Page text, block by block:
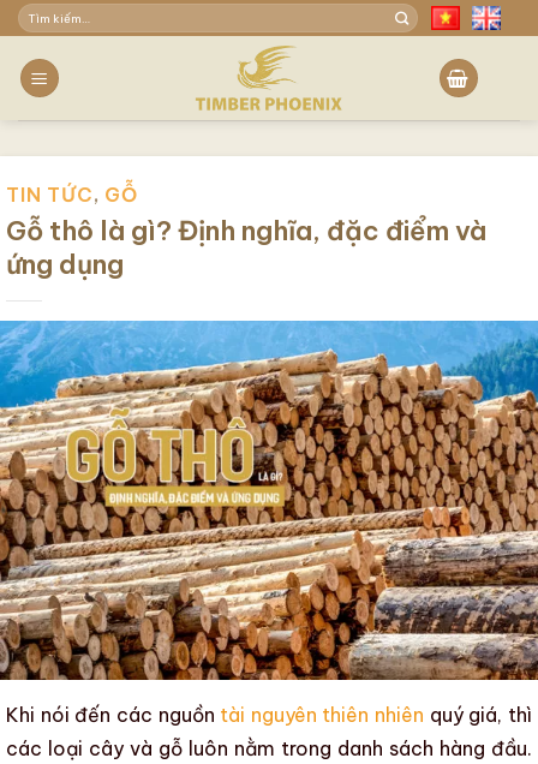
Skip
to
content
Tìm
TIN TỨC, GỖ
Gỗ thô là gì? Định nghĩa, đặc điểm và
ứng dụng
Khi nói đến các nguồn tài nguyên thiên nhiên quý giá, thì
các loại cây và gỗ luôn nằm trong danh sách hàng đầu.